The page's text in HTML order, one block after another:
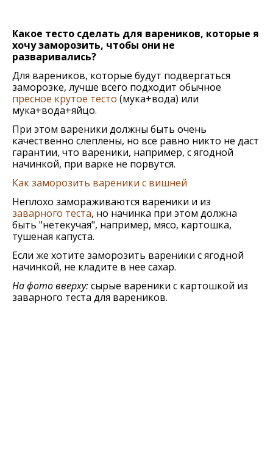
Какое тесто сделать для вареников, которые я
хочу заморозить, чтобы они не
разваривались?
Для вареников, которые будут подвергаться
заморозке, лучше всего подходит обычное
пресное крутое тесто (мука+вода) или
мука+вода+яйцо.
При этом вареники должны быть очень
качественно слеплены, но все равно никто не даст
гарантии, что вареники, например, с ягодной
начинкой, при варке не порвутся.
Как заморозить вареники с вишней
Неплохо замораживаются вареники и из
заварного теста, но начинка при этом должна
быть "нетекучая", например, мясо, картошка,
тушеная капуста.
Если же хотите заморозить вареники с ягодной
начинкой, не кладите в нее сахар.
На фото вверху:сырые вареники с картошкой из
заварного теста для вареников.